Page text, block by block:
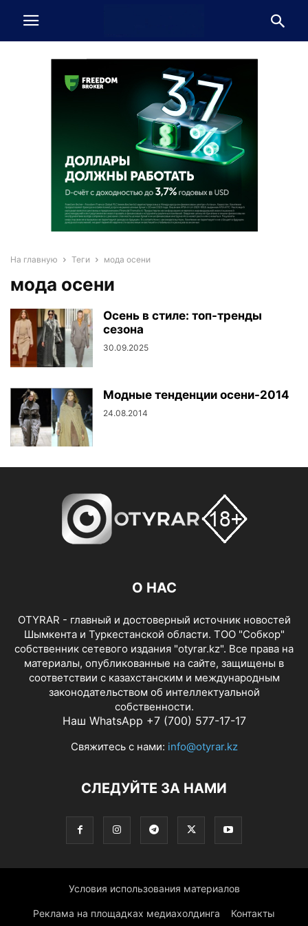
На главную Теги мода осени
мода осени
Осень в стиле: топ-тренды
сезона
30.09.2025
Модные тенденции осени-2014
24.08.2014
О НАС
OTYRAR - главный и достоверный источник новостей
Шымкента и Туркестанской области. ТОО "Собкор"
собственник сетевого издания "otyrar.kz". Все права на
материалы, опубликованные на сайте, защищены в
соответствии с казахстанским и международным
законодательством об интеллектуальной
собственности.
Наш WhatsApp +7 (700) 577-17-17
Свяжитесь с нами: info@otyrar.kz
СЛЕДУЙТЕ ЗА НАМИ
Условия использования материалов
Реклама на площадках медиахолдинга Контакты